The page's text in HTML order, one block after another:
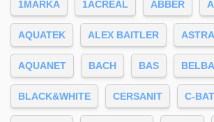
1MARKA 1ACREAL ABBER
AQUATEK ALEX BAITLER
AQUANET BACH BAS
BLACK&WHITE CERSANIT C-